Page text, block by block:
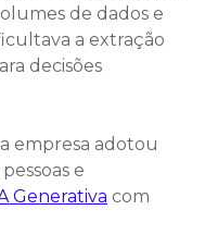
de dados e
a extração
decisões
empresa adotou
e
Generativa com